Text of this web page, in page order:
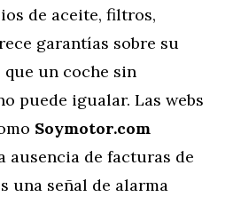
de aceite, filtros,
garantías sobre su
un coche sin
puede igualar. Las webs
Soymotor.com
ausencia de facturas de
una señal de alarma